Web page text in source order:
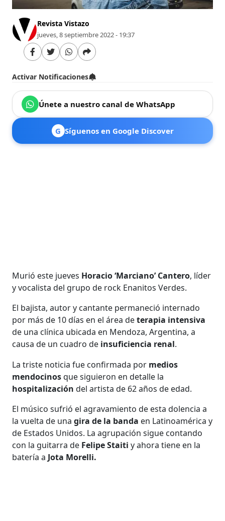
Revista Vistazo
jueves, 8 septiembre 2022 - 19:37
Activar Notificaciones
Únete a nuestro canal de WhatsApp
G Síguenos en Google Discover
Murió este jueves Horacio ‘Marciano’ Cantero, líder
y vocalista del grupo de rock Enanitos Verdes.
El bajista, autor y cantante permaneció internado
por más de 10 días en el área deterapia intensiva
de una clínica ubicada en Mendoza, Argentina, a
causa de un cuadro de insuficiencia renal.
La triste noticia fue confirmada por medios
mendocinosque siguieron en detalle la
hospitalizacióndel artista de 62 años de edad.
El músico sufrió el agravamiento de esta dolencia a
la vuelta de unagira de la banda en Latinoamérica y
de Estados Unidos. La agrupación sigue contando
con la guitarra de Felipe Staitiy ahora tiene en la
batería a Jota Morelli.